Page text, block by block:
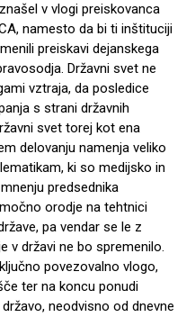
v vlogi preiskovanca
namesto da bi ti inštituciji
preiskavi dejanskega
Državni svet ne
vztraja, da posledice
s strani državnih
svet torej kot ena
delovanju namenja veliko
ki so medijsko in
predsednika
orodje na tehtnici
pa vendar se le z
v državi ne bo spremenilo.
povezovalno vlogo,
ter na koncu ponudi
neodvisno od dnevne